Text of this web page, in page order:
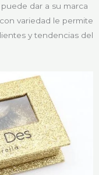
dar a su marca
variedad le permite
y tendencias del